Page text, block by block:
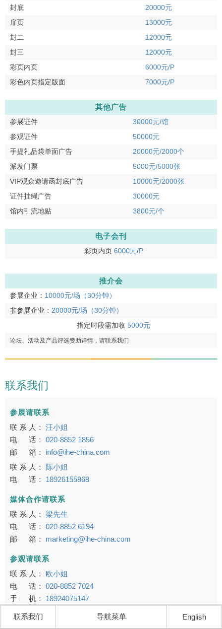
封底
20000元
扉页
13000元
封二
12000元
封三
12000元
彩页内页
6000元/P
彩色内页指定版面
7000元/P
其他广告
参展证件
30000元/馆
参观证件
50000元
手提礼品袋单面广告
20000元/2000个
派发门票
5000元/5000张
VIP观众邀请函封底广告
10000元/2000张
证件挂绳广告
30000元
馆内引流地贴
3800元/个
电子会刊
彩页内页 6000元/P
推介会
参展企业： 10000元/场（30分钟）
非参展企业： 20000元/场（30分钟）
指定时段需加收 5000元
论坛、活动及产品评选赞助详情，请联系我们
联系我们
参展请联系
联 系 人： 汪小姐
电 话： 020-8852 1856
邮 箱：
info@ihe-china.com
联 系 人：
陈小姐
电 话：
18926155868
媒体合作请联系
联 系 人： 梁先生
电 话： 020-8852 6194
邮 箱：
marketing@ihe-china.com
参观请联系
联 系 人：
欧小姐
电 话： 020-8852 7024
手 机：
18924075147
邮 箱：
visitors@ihe-china.com
联系我们 导航菜单 English